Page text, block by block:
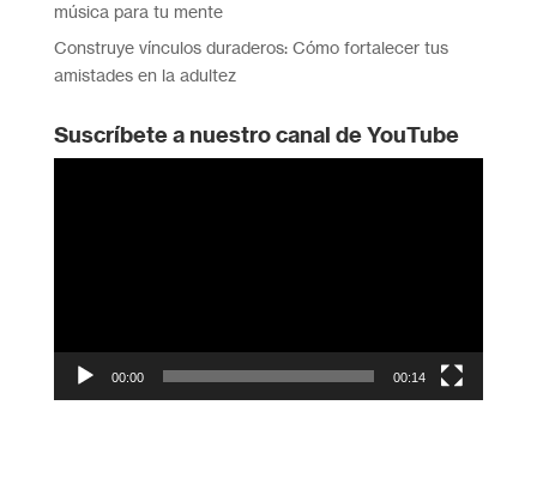
música para tu mente
Construye vínculos duraderos: Cómo fortalecer tus
amistades en la adultez
Suscríbete a nuestro canal de YouTube
00:00 00:14